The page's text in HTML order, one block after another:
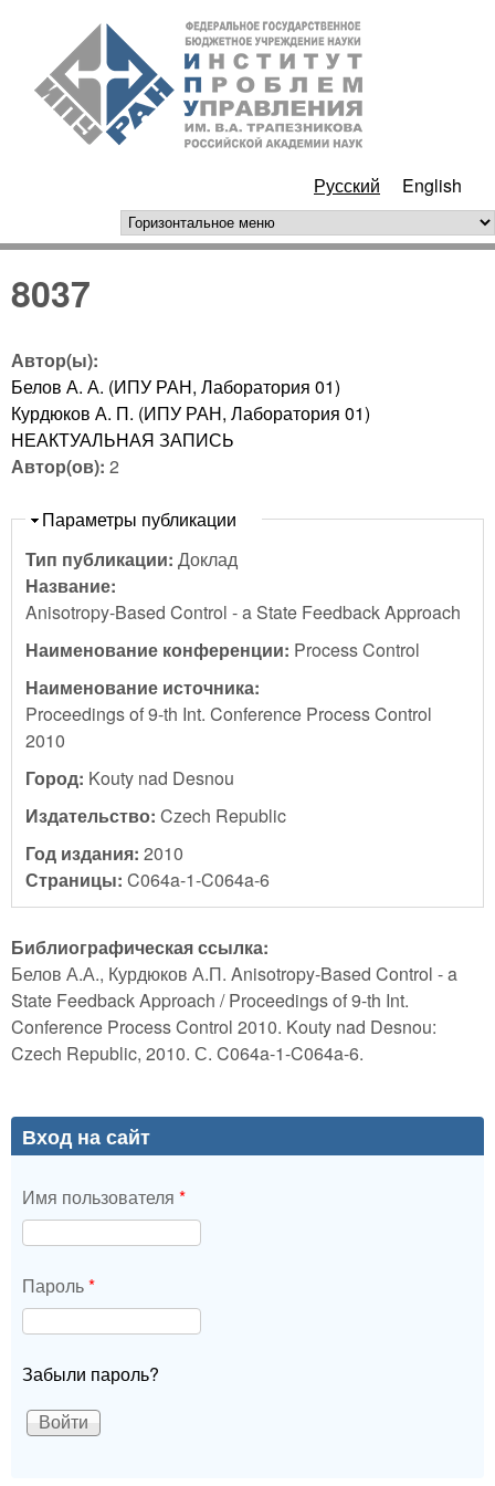
Перейти к основному
содержанию
РАН
Русский English
горизонтальное меню
8037
Автор(ы):
Белов А. А. (ИПУ РАН, Лаборатория 01)
Курдюков А. П. (ИПУ РАН, Лаборатория 01)
НЕАКТУАЛЬНАЯ ЗАПИСЬ
Автор(ов): 2
Скрыть
Параметры публикации
Тип публикации: Доклад
Название:
Anisotropy-Based Control - a State Feedback Approach
Наименование конференции: Process Control
Наименование источника:
Proceedings of 9-th Int. Conference Process Control
2010
Город: Kouty nad Desnou
Издательство: Czech Republic
Год издания: 2010
Страницы: C064a-1-C064a-6
Библиографическая ссылка:
Белов А.А., Курдюков А.П. Anisotropy-Based Control - a
State Feedback Approach / Proceedings of 9-th Int.
Conference Process Control 2010. Kouty nad Desnou:
Czech Republic, 2010. С. C064a-1-C064a-6.
Вход на сайт
Имя пользователя *
Пароль*
Забыли пароль?